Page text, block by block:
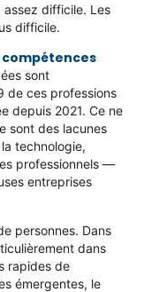
assez difficile. Les
difficile.
compétences
sont
de ces professions
depuis 2021. Ce ne
sont des lacunes
technologie,
professionnels —
entreprises
personnes. Dans
dans
rapides de
émergentes, le